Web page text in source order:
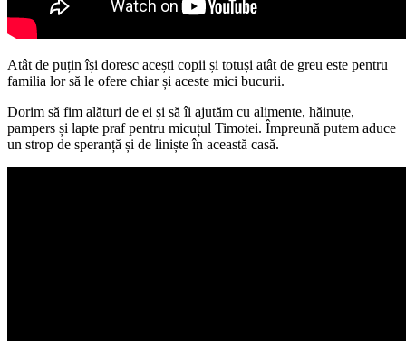
Atât de puțin își doresc acești copii și totuși atât de greu este pentru
familia lor să le ofere chiar și aceste mici bucurii.
Dorim să fim alături de ei și să îi ajutăm cu alimente, hăinuțe,
pampers și lapte praf pentru micuțul Timotei. Împreună putem aduce
un strop de speranță și de liniște în această casă.